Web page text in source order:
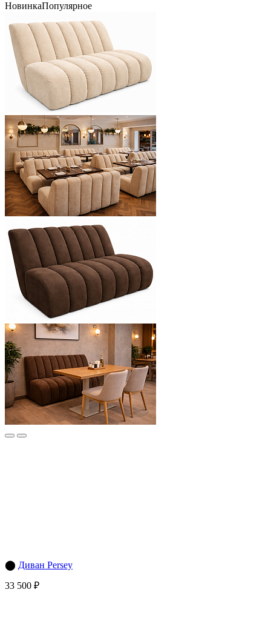
НовинкаПопулярное
⬤ Диван Persey
33 500 ₽